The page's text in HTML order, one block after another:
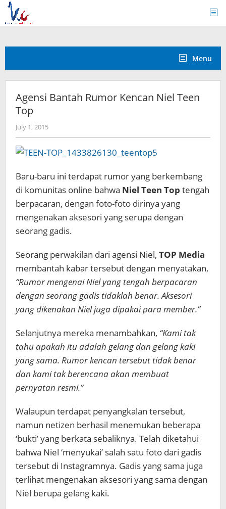
Skip
content
Menu
Agensi Bantah Rumor Kencan Niel Teen
Top
July 1, 2015by
Koreanindo
Baru-baru ini terdapat rumor yang berkembang
di komunitas online bahwa Niel Teen Top tengah
berpacaran, dengan foto-foto dirinya yang
mengenakan aksesori yang serupa dengan
seorang gadis.
Seorang perwakilan dari agensi Niel, TOP Media
membantah kabar tersebut dengan menyatakan,
“Rumor mengenai Niel yang tengah berpacaran
dengan seorang gadis tidaklah benar. Aksesori
yang dikenakan Niel juga dipakai para member.”
Selanjutnya mereka menambahkan, “Kami tak
tahu apakah itu adalah gelang dan gelang kaki
yang sama. Rumor kencan tersebut tidak benar
dan kami tak berencana akan membuat
pernyatan resmi.”
Walaupun terdapat penyangkalan tersebut,
namun netizen berhasil menemukan beberapa
‘bukti’ yang berkata sebaliknya. Telah diketahui
bahwa Niel ‘menyukai’ salah satu foto dari gadis
tersebut di Instagramnya. Gadis yang sama juga
terlihat mengenakan aksesori yang sama dengan
Niel berupa gelang kaki.